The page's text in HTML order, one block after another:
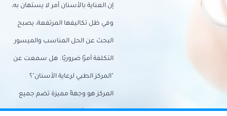
إن العناية بالأسنان أمر لا يستهان به،
وفي ظل تكاليفها المرتفعة، يصبح
البحث عن الحل المناسب والميسور
التكلفة أمرًا ضروريًا. هل سمعت عن
"المركز الطبي لرعاية الأسنان"؟
المركز هو وجهةً مميزة تضم جميع
احتياجات الأسنان تحت سقف واحد،